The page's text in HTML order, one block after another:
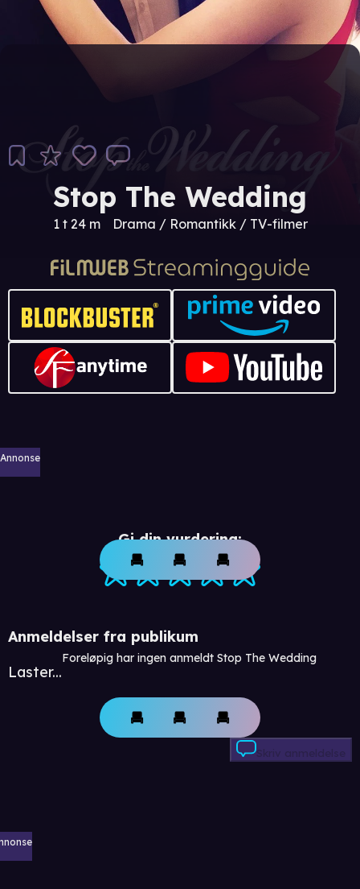
Stop The Wedding
1 t 24 m Drama / Romantikk / TV-filmer
Annonse
Gi din vurdering:
Anmeldelser fra publikum
Laster...
Foreløpig har ingen anmeldt Stop The Wedding
Skriv anmeldelse